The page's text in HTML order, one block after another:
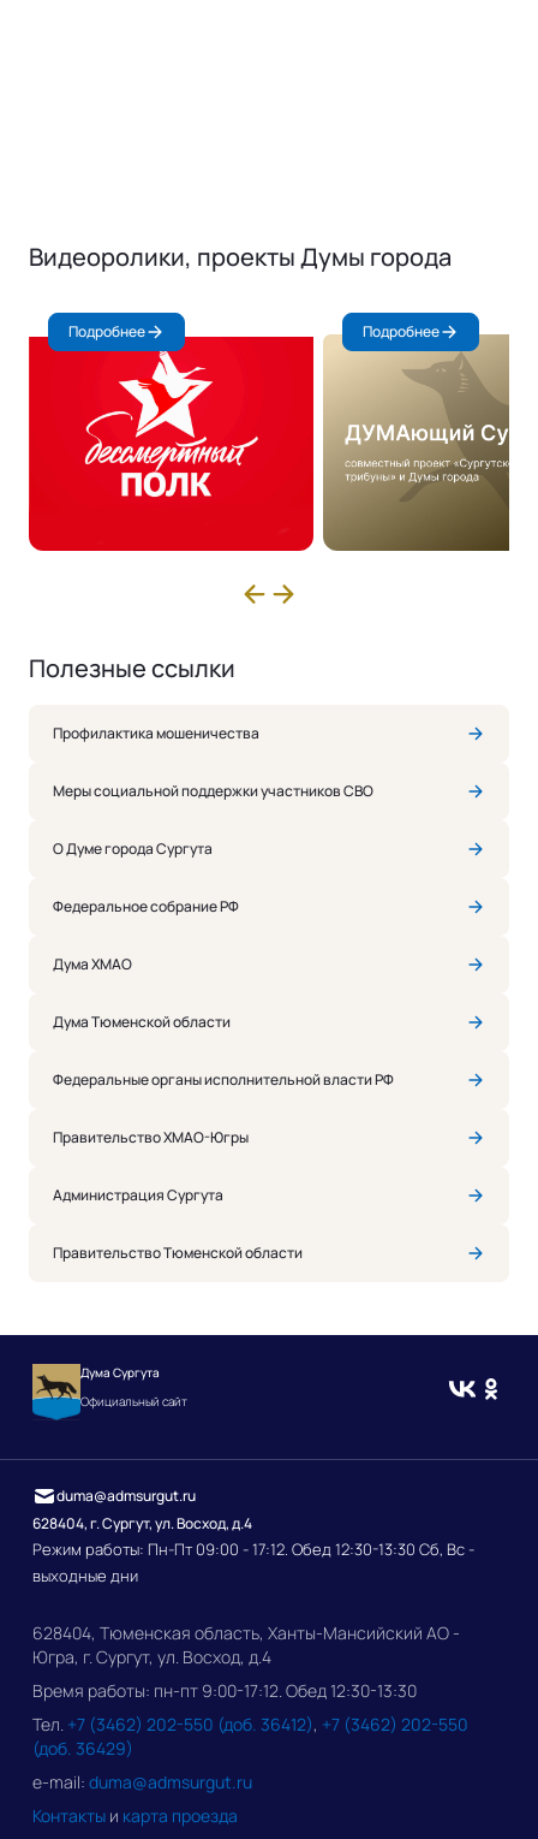
Видеоролики, проекты Думы города
Подробнее Подробнее
Полезные ссылки
Профилактика мошеничества
Меры социальной поддержки участников СВО
О Думе города Сургута
Федеральное собрание РФ
Дума ХМАО
Дума Тюменской области
Федеральные органы исполнительной власти РФ
Правительство ХМАО-Югры
Администрация Сургута
Правительство Тюменской области
Дума Сургута
Официальный сайт
628404, г. Сургут, ул. Восход, д.4
Режим работы: Пн-Пт 09:00 - 17:12. Обед 12:30-13:30 Сб, Вс -
выходные дни
duma@admsurgut.ru
628404, Тюменская область, Ханты-Мансийский АО -
Югра, г. Сургут, ул. Восход, д.4
Время работы: пн-пт 9:00-17:12. Обед 12:30-13:30
Тел. +7 (3462) 202-550 (доб. 36412), +7 (3462) 202-550
(доб. 36429)
e-mail: duma@admsurgut.ru
Контакты и карта проезда